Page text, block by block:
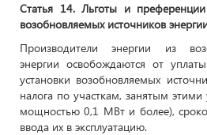
Статья 14. Льготы и
возобновляемых источников
Производители энергии из
энергии освобождаются от
установки возобновляемых
налога по участкам, занятым
мощностью 0,1 МВт и более),
ввода их в эксплуатацию.